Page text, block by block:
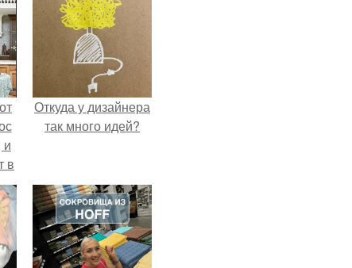
и
в
Откуда у дизайнера
так много идей?